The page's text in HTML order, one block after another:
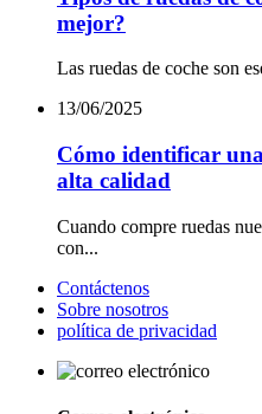
mejor?
Las ruedas de coche son
13/06/2025
Cómo identificar
alta calidad
Cuando compre ruedas
con...
Contáctenos
Sobre nosotros
política de privacidad